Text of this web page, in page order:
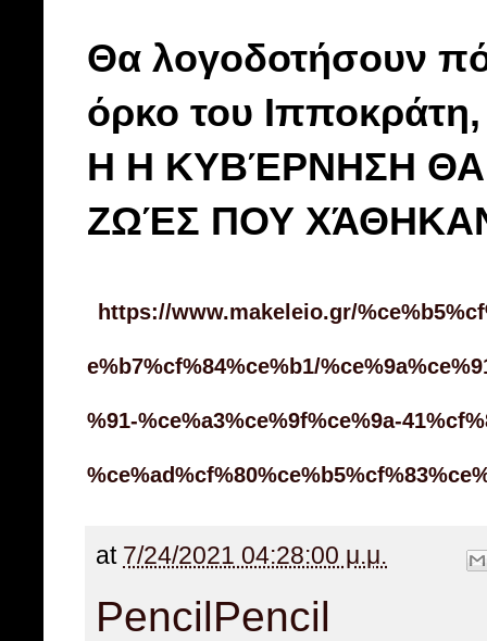
Θα λογοδοτήσουν
όρκο του
Η Η ΚΥΒΈΡΝΗΣΗ ΘΑ
ΖΩΈΣ ΠΟΥ
https://www.makeleio.gr/
e%b7%cf%84%ce%b1/
%91-%ce%a3%ce%9f%ce%9a-
at 7/24/2021 04:28:00 μ.μ.
PencilPencil